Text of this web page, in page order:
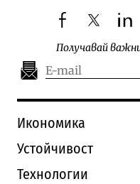
facebooktwitter
Получавай
Икономика
Устойчивост
Технологии